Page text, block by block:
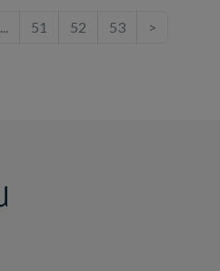
... 51 52 53 >